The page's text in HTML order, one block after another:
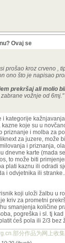
Ovaj se
prošao kroz crveno ,
ono što je napisao
prekršaj ali molio
vožnje od
kategorije
koje su u
priznanje i molba za
za juzere, može
i priznanja,
dnevne karte (mada
to može biti
plati kaznu ili odradi
i odvjetnika ili
koji uloži žalbu u
kriv za prometni
smanjenja količine
pogreška i sl. tj
ćeš pola ili 2/3
部分作品为网上收